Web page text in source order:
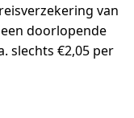
van
een doorlopende
slechts €2,05 per